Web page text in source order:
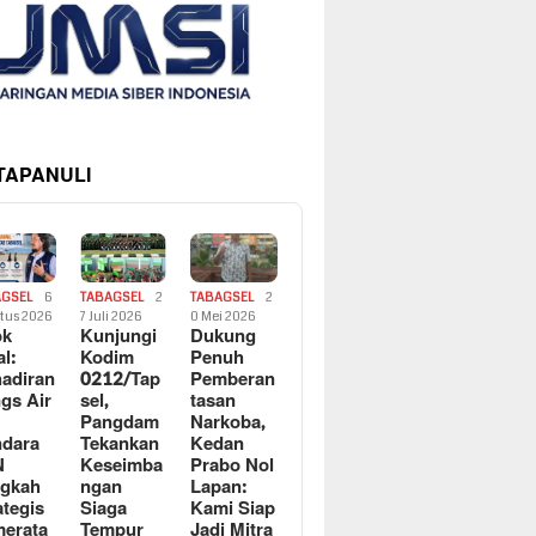
6
2026
Air
TABAGSEL
2
7 Juli 2026
Kunjungi
Kodim
0212/Tap
sel,
Pangdam
Tekankan
Keseimba
ngan
Siaga
TABAGSEL
2
0 Mei 2026
Dukung
Penuh
Pemberan
tasan
Narkoba,
Kedan
Prabo Nol
Lapan:
Kami Siap